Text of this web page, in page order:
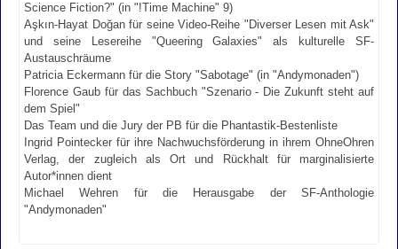
Science Fiction?" (in "!Time Machine" 9)
Aşkın-Hayat Doğan für seine Video-Reihe "Diverser Lesen mit Ask"
und seine Lesereihe "Queering Galaxies" als kulturelle SF-
Austauschräume
Patricia Eckermann für die Story "Sabotage" (in "Andymonaden")
Florence Gaub für das Sachbuch "Szenario - Die Zukunft steht auf
dem Spiel"
Das Team und die Jury der PB für die Phantastik-Bestenliste
Ingrid Pointecker für ihre Nachwuchsförderung in ihrem OhneOhren
Verlag, der zugleich als Ort und Rückhalt für marginalisierte
Autor*innen dient
Michael Wehren für die Herausgabe der SF-Anthologie
"Andymonaden"